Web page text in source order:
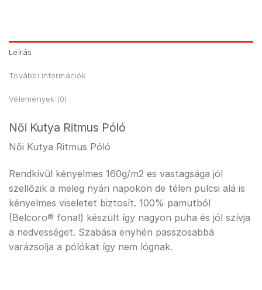
Leírás
További információk
Vélemények (0)
Női Kutya Ritmus Póló
Női Kutya Ritmus Póló
Rendkívül kényelmes 160g/m2 es vastagsága jól
szellőzik a meleg nyári napokon de télen pulcsi alá is
kényelmes viseletet biztosít. 100% pamutból
(Belcoro® fonal) készült így nagyon puha és jól szívja
a nedvességet. Szabása enyhén passzosabbá
varázsolja a pólókat így nem lógnak.